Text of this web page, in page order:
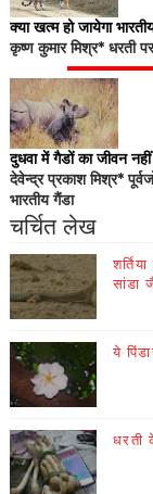
क्या खत्म हो जायेगा
कृष्ण कुमार मिश्र* धरती
दुधवा में गैडों का जीवन नहीं
देवेन्द्र प्रकाश मिश्र*
भारतीय गैंडा
चर्चित लेख
सांडा
ये